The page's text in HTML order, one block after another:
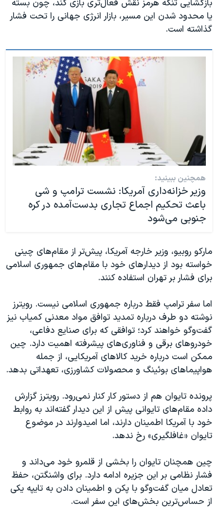
بازگشایی تنگه هرمز نقش فعال‌تری بازی کند، چون بسته
یا محدود شدن این مسیر، بازار انرژی جهانی را تحت فشار
گذاشته است.
همچنین ببینید:
وزیر خزانه‌داری آمریکا: نشست ترامپ و شی
باعث تحکیم اجماع تجاری بدست‌آمده در کره
جنوبی می‌شود
مارکو روبیو، وزیر خارجه آمریکا، پیش‌تر از مقام‌های چینی
خواسته بود از دیدارهای خود با مقام‌های جمهوری اسلامی
برای فشار بر تهران استفاده کنند.
اما سفر ترامپ فقط درباره جمهوری اسلامی نیست. رویترز
نوشته دو طرف درباره تمدید توافق مواد معدنی کمیاب نیز
گفت‌وگو خواهند کرد؛ توافقی که برای صنایع دفاعی،
خودروهای برقی و فناوری‌های پیشرفته اهمیت دارد. چین
ممکن است درباره خرید کالاهای آمریکایی، از جمله
هواپیماهای بوئینگ و محصولات کشاورزی، تعهداتی بدهد.
پرونده تایوان هم از دستور کار کنار نمی‌رود. رویترز گزارش
داده مقام‌های تایوانی پیش از این دیدار گفته‌اند به روابط
خود با آمریکا اطمینان دارند، اما امیدوارند در موضوع
تایوان «غافلگیری» رخ ندهد.
چین همچنان تایوان را بخشی از قلمرو خود می‌داند و
فشار نظامی بر این جزیره ادامه دارد. برای واشنگتن، حفظ
تعادل میان گفت‌وگو با پکن و اطمینان دادن به تایپه یکی
از حساس‌ترین بخش‌های این سفر است.